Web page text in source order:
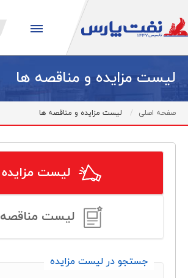
لیست مزایده و مناقصه ها
صفحه اصلی لیست مزایده و مناقصه ها
لیست مزایده
لیست مناقصه
جستجو در لیست مزایده